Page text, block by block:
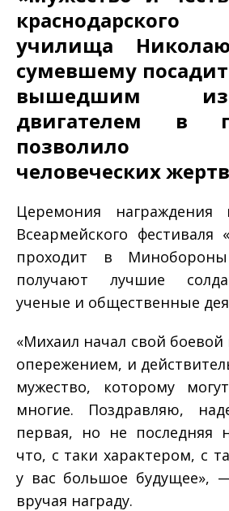
училища
сумевшему
вышедшим
двигателем в
позволило
человеческих
Церемония награждения
Всеармейского фестиваля
проходит в
получают лучшие
ученые и общественные
«Михаил начал свой
опережением, и
мужество, которому
многие. Поздравляю,
первая, но не последняя
что, с таки характером, с
у вас большое будущее»,
вручая награду.